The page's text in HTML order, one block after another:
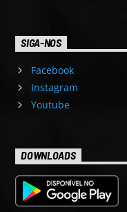
SIGA-NOS
Facebook
Instagram
Youtube
DOWNLOADS